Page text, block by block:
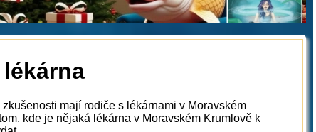
mají rodiče s lékárnami v Moravském
kde je nějaká lékárna v Moravském Krumlově k